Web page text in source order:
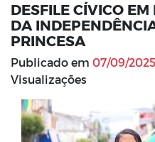
DESFILE CÍVICO
DA
PRINCESA
Publicado em 07/09/2025
Visualizações